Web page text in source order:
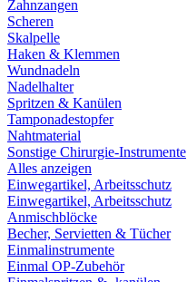
Zahnzangen
Scheren
Skalpelle
Haken & Klemmen
Wundnadeln
Nadelhalter
Spritzen & Kanülen
Tamponadestopfer
Nahtmaterial
Sonstige Chirurgie-Instrumente
Alles anzeigen
Einwegartikel, Arbeitsschutz
Einwegartikel, Arbeitsschutz
Anmischblöcke
Becher, Servietten & Tücher
Einmalinstrumente
Einmal OP-Zubehör